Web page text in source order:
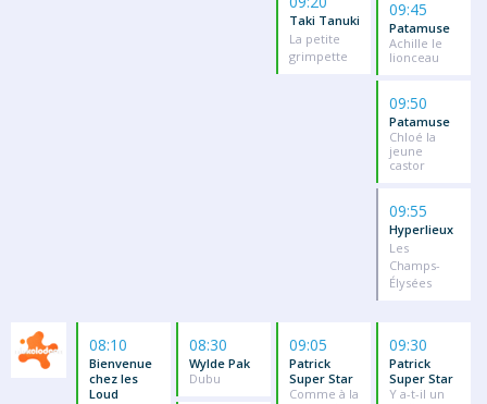
Taki Tanuki
La petite
grimpette
09:45
Patamuse
Achille le
lionceau
09:50
Patamuse
Chloé la
jeune
castor
09:55
Hyperlieux
Les
Champs-
Élysées
08:10
Bienvenue
chez les
Loud
08:30
Wylde Pak
Dubu
09:05
Patrick
Super Star
Comme à la
09:30
Patrick
Super Star
Y a-t-il un